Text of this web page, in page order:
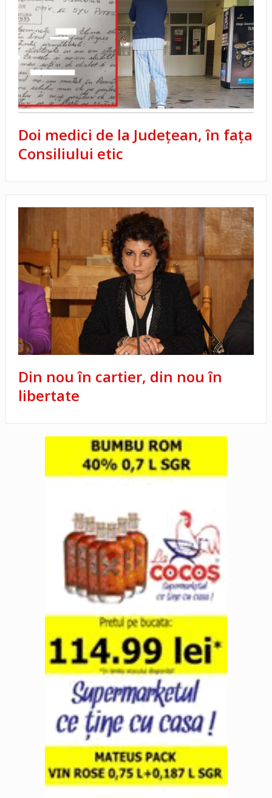
Doi medici de la Județean, în fața
Consiliului etic
Din nou în cartier, din nou în
libertate